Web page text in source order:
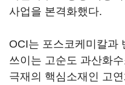
사업을 본격화했다.
OCI는 포스코케미칼과
쓰이는 고순도 과산화
극재의 핵심소재인 고